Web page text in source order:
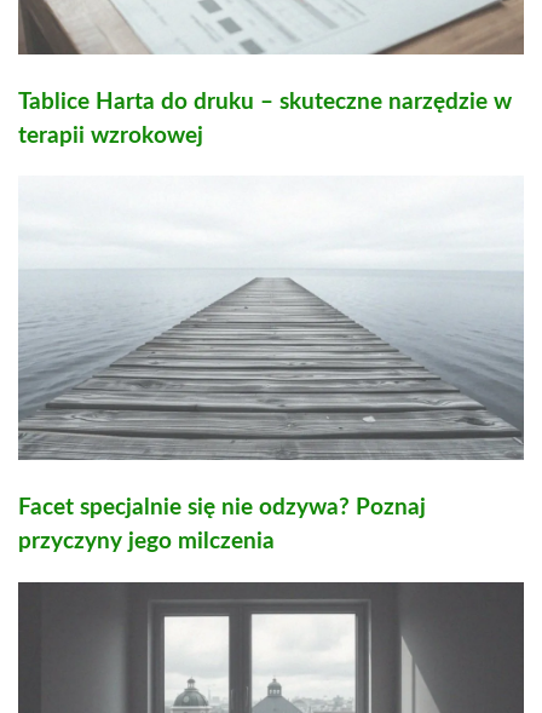
Tablice Harta do druku – skuteczne narzędzie w
terapii wzrokowej
Facet specjalnie się nie odzywa? Poznaj
przyczyny jego milczenia